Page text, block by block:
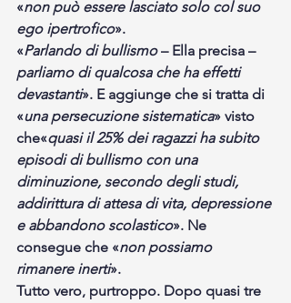
«non può essere lasciato solo col suo
ego ipertrofico».
«Parlando di bullismo – Ella precisa –
parliamo di qualcosa che ha effetti
devastanti». E aggiunge che si tratta di
«una persecuzione sistematica» visto
che«quasi il 25% dei ragazzi ha subito
episodi di bullismo con una
diminuzione, secondo degli studi,
addirittura di attesa di vita, depressione
e abbandono scolastico». Ne
consegue che «non possiamo
rimanere inerti».
Tutto vero, purtroppo. Dopo quasi tre